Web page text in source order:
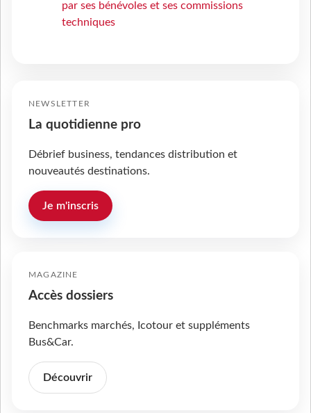
par ses bénévoles et ses commissions
techniques
NEWSLETTER
La quotidienne pro
Débrief business, tendances distribution et
nouveautés destinations.
Je m'inscris
MAGAZINE
Accès dossiers
Benchmarks marchés, Icotour et suppléments
Bus&Car.
Découvrir